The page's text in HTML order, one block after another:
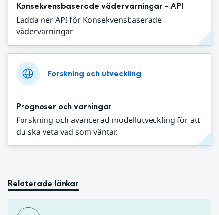
Konsekvensbaserade vädervarningar - API
Ladda ner API för Konsekvensbaserade
vädervarningar
Forskning och utveckling
Prognoser och varningar
Forskning och avancerad modellutveckling för att
du ska veta vad som väntar.
Relaterade länkar